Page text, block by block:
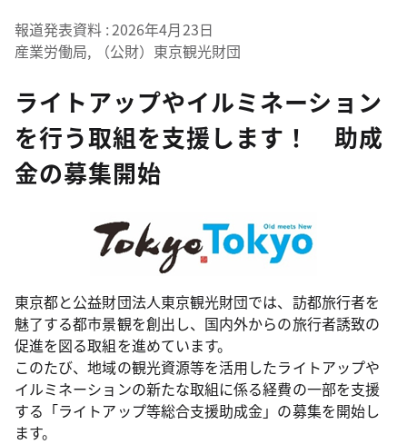
報道発表資料 2026年4月23日
産業労働局, （公財）東京観光財団
ライトアップやイルミネーション
を行う取組を支援します！ 助成
金の募集開始
東京都と公益財団法人東京観光財団では、訪都旅行者を
魅了する都市景観を創出し、国内外からの旅行者誘致の
促進を図る取組を進めています。
このたび、地域の観光資源等を活用したライトアップや
イルミネーションの新たな取組に係る経費の一部を支援
する「ライトアップ等総合支援助成金」の募集を開始し
ます。